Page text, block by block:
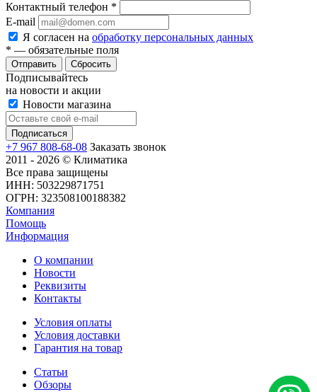
Контактный телефон *
E-mail
Я согласен на обработку персональных данных
* — обязательные поля
Сбросить
Подписывайтесь
на новости и акции
Новости магазина
+7 967 808-68-08 Заказать звонок
2011 - 2026 © Климатика
Все права защищены
ИНН: 503229871751
ОГРН: 323508100188382
Компания
Помощь
Информация
О компании
Новости
Реквизиты
Контакты
Условия оплаты
Условия доставки
Гарантия на товар
Статьи
Обзоры